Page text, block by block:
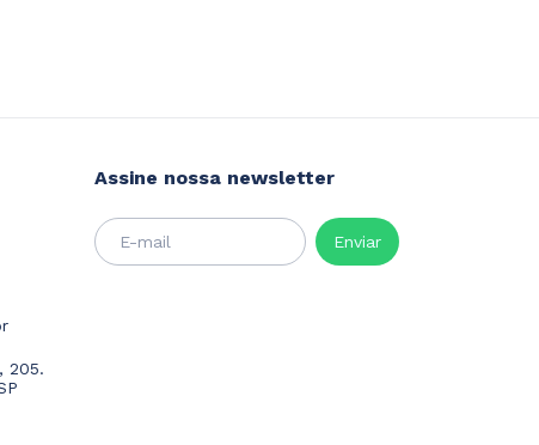
205.
Assine nossa newsletter